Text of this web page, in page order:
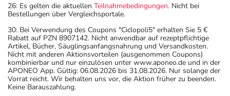
26: Es gelten die aktuellen Teilnahmebedingungen. Nicht bei
Bestellungen über Vergleichsportale.
30: Bei Verwendung des Coupons "Ciclopoli5" erhalten Sie 5 €
Rabatt auf PZN 8907142. Nicht anwendbar auf rezeptpflichtige
Artikel, Bücher, Säuglingsanfangsnahrung und Versandkosten.
Nicht mit anderen Aktionsvorteilen (ausgenommen Coupons)
kombinierbar und nur einzulösen unter www.aponeo.de und in der
APONEO App. Gültig: 06.08.2026 bis 31.08.2026. Nur solange der
Vorrat reicht. Wir behalten uns vor, die Aktion früher zu beenden.
Keine Barauszahlung.